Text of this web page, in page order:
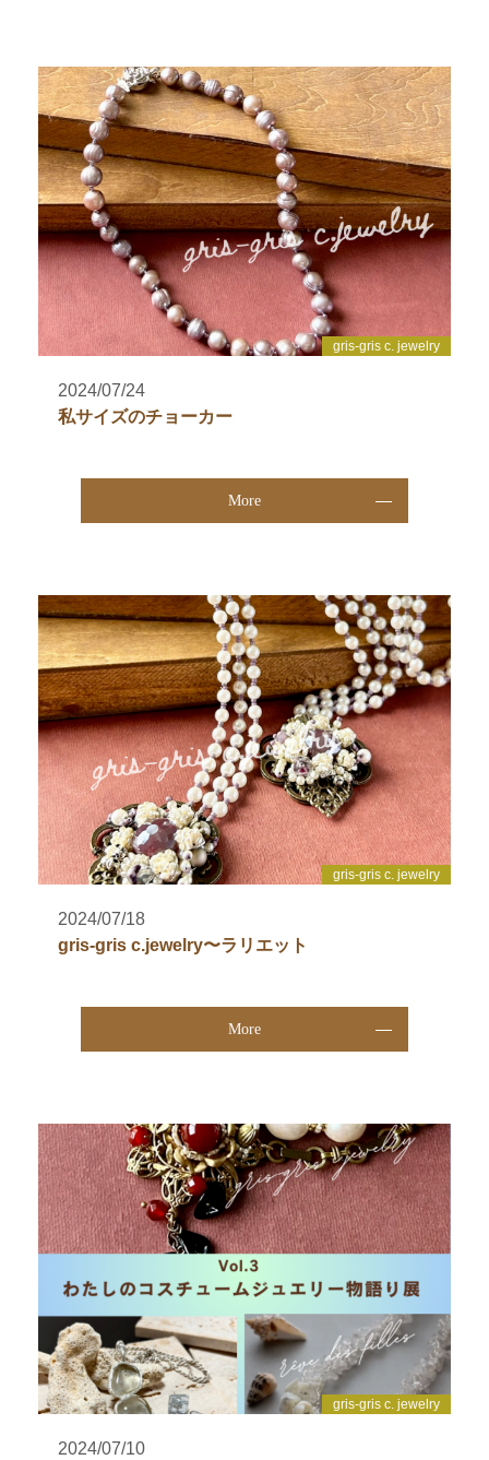
gris-gris c. jewelry
2024/07/24
私サイズのチョーカー
More
gris-gris c. jewelry
2024/07/18
gris-gris c.jewelry〜ラリエット
More
gris-gris c. jewelry
2024/07/10